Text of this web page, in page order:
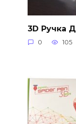
3D Ручка
0 105